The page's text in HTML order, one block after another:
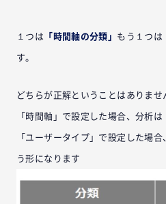
１つは 「時間軸の分類」 もう１つは
す。
どちらが正解ということはありませ
「時間軸」で設定した場合、分析
「ユーザータイプ」で設定した場
う形になります